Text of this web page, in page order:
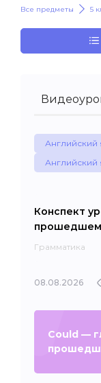
Все предметы 5
Английский
Английский
Конспект
прошедшем
Грамматика
08.08.2026
Could —